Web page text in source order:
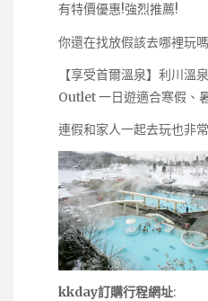
有特價優惠!強烈推薦!
你還在找放假該去哪裡玩
【享受首爾溫泉】利川溫
Outlet 一日遊適合寒假、
連假和家人一起去玩也非
kkday訂購行程網址: